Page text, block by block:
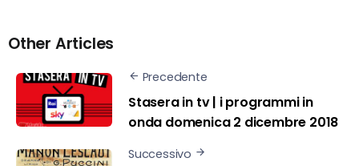
Other Articles
Precedente
Stasera in tv | i programmi in
onda domenica 2 dicembre 2018
Successivo